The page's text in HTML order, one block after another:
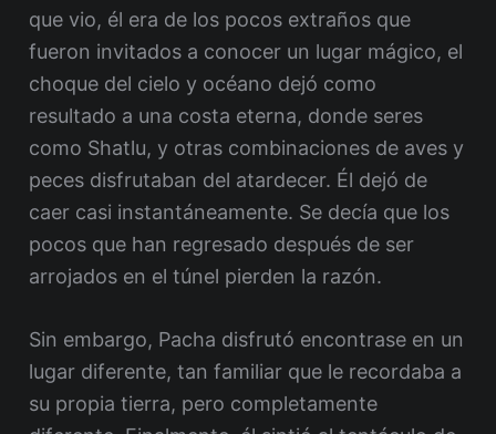
que vio, él era de los pocos extraños que
fueron invitados a conocer un lugar mágico, el
choque del cielo y océano dejó como
resultado a una costa eterna, donde seres
como Shatlu, y otras combinaciones de aves y
peces disfrutaban del atardecer. Él dejó de
caer casi instantáneamente. Se decía que los
pocos que han regresado después de ser
arrojados en el túnel pierden la razón.
Sin embargo, Pacha disfrutó encontrase en un
lugar diferente, tan familiar que le recordaba a
su propia tierra, pero completamente